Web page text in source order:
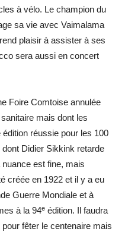
à vélo. Le champion du
sa vie avec Vaimalama
plaisir à assister à ses
sera aussi en concert
Foire Comtoise annulée
mais dont les
réussie pour les 100
Didier Sikkink retarde
nuance est fine, mais
créée en 1922 et il y a eu
Guerre Mondiale et à
à la 94e édition. Il faudra
fêter le centenaire mais